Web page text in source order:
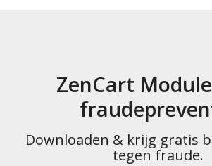
ZenCart
Downloaden & krijg gratis
tegen fraude.